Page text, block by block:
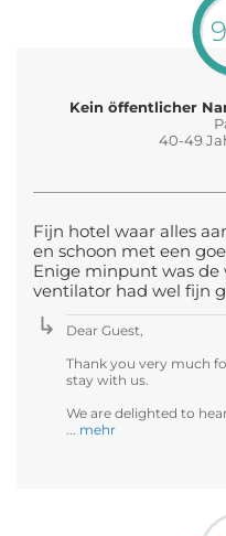
Kein öffentlicher
40-49
Fijn hotel waar alles
en schoon met een
Enige minpunt was de
ventilator had wel fijn
Dear Guest,
Thank you very much
stay with us.
We are delighted to
mehr